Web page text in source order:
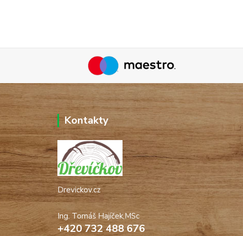
Kontakty
Drevickov.cz
Ing. Tomáš Hajíček,MSc
+420 732 488 676